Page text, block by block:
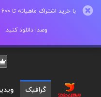
وصدا دانلود کنید.
گرافیک